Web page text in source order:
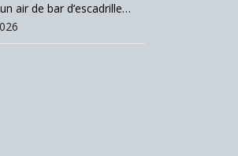
air de bar d’escadrille…